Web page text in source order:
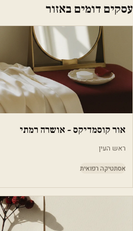
עסקים דומים באזור
אור קוסמדיקס - אושרה רמתי
ראש העין
אסתטיקה רפואית